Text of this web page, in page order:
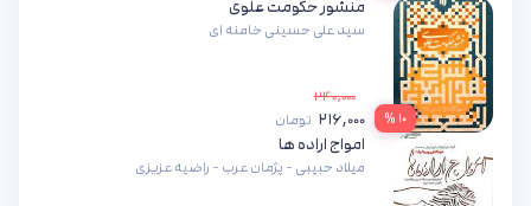
۱۰ %
منشور حکومت علوی
سید علی حسینی خامنه ای
۲۴۰,۰۰۰
۲۱۶,۰۰۰ تومان
امواج اراده ها
میلاد حبیبی - پژمان عرب - راضیه عزیزی